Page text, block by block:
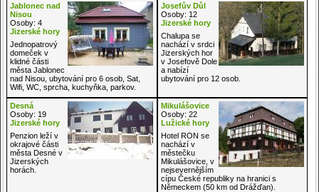
Jablonec nad
Nisou
Osoby: 4
Jizerské hory
Jednopatrový
domeček v
klidné části
města Jablonec
nad Nisou, ubytování pro 6 osob, Sat,
Wifi, WC, sprcha, kuchyňka, parkov.
Josefův Důl
Osoby: 12
Jizerské hory
Chalupa se
nachází v srdci
Jizerských hor
v Josefově Dole
a nabízí
ubytování pro 12 osob.
Desná
Osoby: 19
Jizerské hory
Penzion leží v
okrajové části
města Desné v
Jizerských
horách.
Mikulášovice
Osoby: 22
Lužické hory
Hotel RON se
nachází v
městečku
Mikulášovice, v
nejsevernějším
cípu České republiky na hranici s
Německem (50 km od Drážďan).